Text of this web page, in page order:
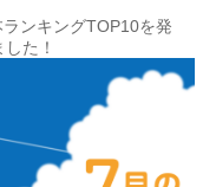
ンキングTOP10を発
た！